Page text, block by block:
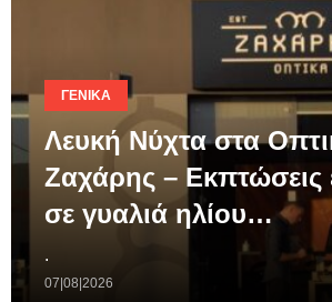
ΓΕΝΙΚΆ
Λευκή Νύχτα στα
Ζαχάρης – Εκπτώσεις
σε γυαλιά ηλίου…
.
07|08|2026